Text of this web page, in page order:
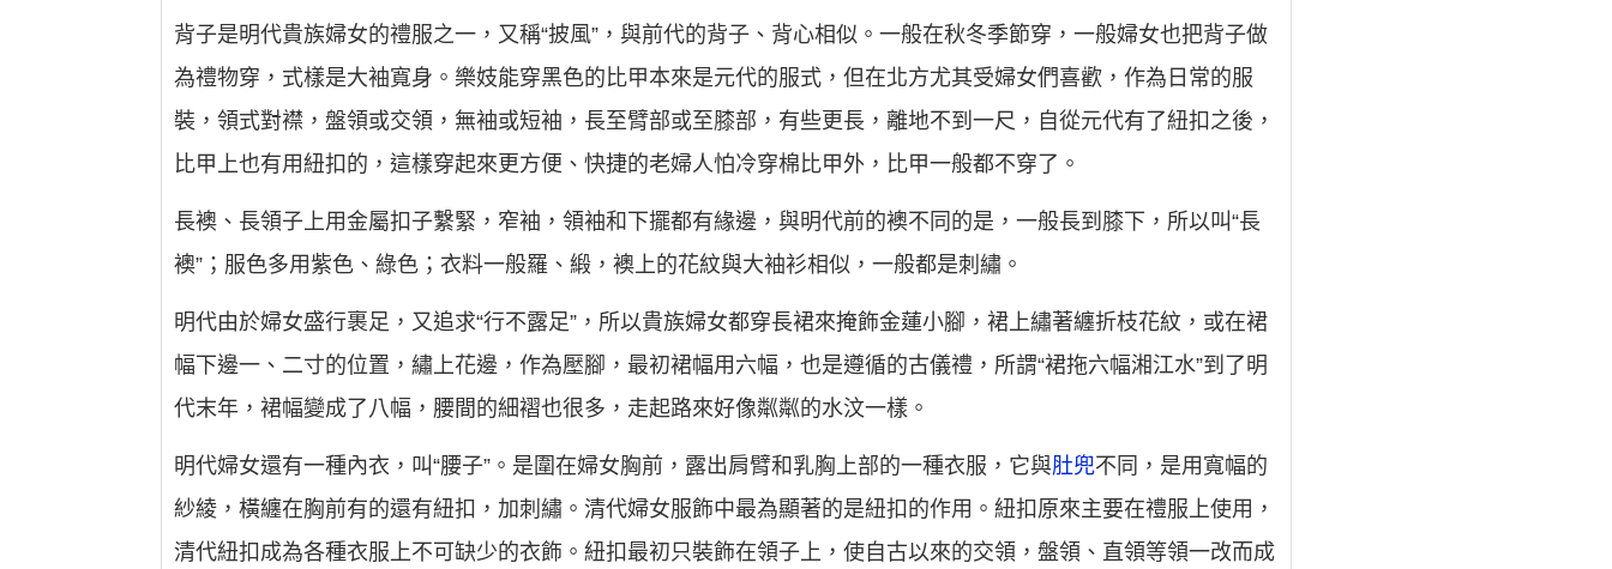
背子是明代貴族婦女的禮服之一，又稱“披風”，與前代的背子、背心相似。一般在秋冬季節穿，一般婦女也把背子做
為禮物穿，式樣是大袖寬身。樂妓能穿黑色的比甲本來是元代的服式，但在北方尤其受婦女們喜歡，作為日常的服
裝，領式對襟，盤領或交領，無袖或短袖，長至臂部或至膝部，有些更長，離地不到一尺，自從元代有了紐扣之後，
比甲上也有用紐扣的，這樣穿起來更方便、快捷的老婦人怕冷穿棉比甲外，比甲一般都不穿了。
長襖、長領子上用金屬扣子繫緊，窄袖，領袖和下擺都有緣邊，與明代前的襖不同的是，一般長到膝下，所以叫“長
襖”；服色多用紫色、綠色；衣料一般羅、緞，襖上的花紋與大袖衫相似，一般都是刺繡。
明代由於婦女盛行裹足，又追求“行不露足”，所以貴族婦女都穿長裙來掩飾金蓮小腳，裙上繡著纏折枝花紋，或在裙
幅下邊一、二寸的位置，繡上花邊，作為壓腳，最初裙幅用六幅，也是遵循的古儀禮，所謂“裙拖六幅湘江水”到了明
代末年，裙幅變成了八幅，腰間的細褶也很多，走起路來好像粼粼的水汶一樣。
明代婦女還有一種內衣，叫“腰子”。是圍在婦女胸前，露出肩臂和乳胸上部的一種衣服，它與肚兜不同，是用寬幅的
紗綾，橫纏在胸前有的還有紐扣，加刺繡。清代婦女服飾中最為顯著的是紐扣的作用。紐扣原來主要在禮服上使用，
清代紐扣成為各種衣服上不可缺少的衣飾。紐扣最初只裝飾在領子上，使自古以來的交領，盤領、直領等領一改而成